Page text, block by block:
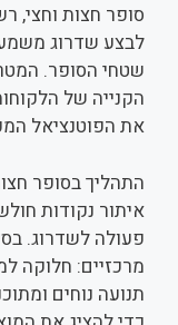
סופר חצות וחצי,
לבצע שדרוג
שטחי הסופר.
הקנייה של
את הפוטנציאל
התהליך בסופר
איתור נקודות
פעולה לשדרוג.
מרכזיים: חלוקה
תנועה נוחים